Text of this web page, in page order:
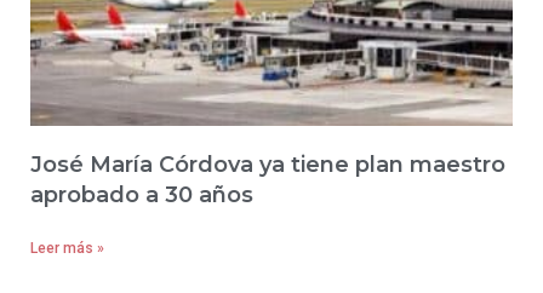
José María Córdova ya tiene plan maestro
aprobado a 30 años
Leer más »